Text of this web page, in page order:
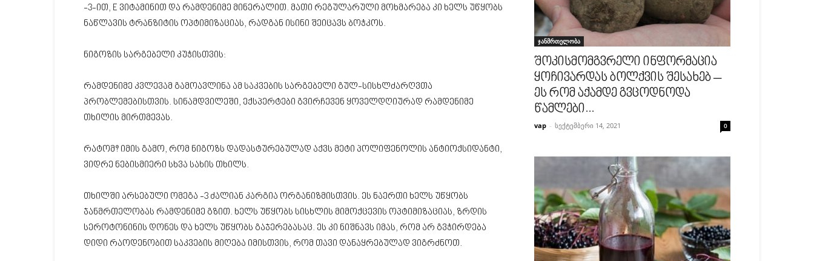
-3-ით, E ვიტამინით და რამდენიმე მინერალით. მათი რეგულარული მოხმარება კი ხელს უწყობს
ნაწლავის ტრანზიტის ოპტიმიზაციას, რადგან ისინი შეიცავს ბოჭკოს.
ნიგოზის სარგებელი კუჭისთვის:
რამდენიმე კვლევამ გამოავლინა ამ საკვების სარგებელი გულ-სისხლძარღვთა
პრობლემებისთვის. სინამდვილეში, ექსპერტები გვირჩევენ ყოველდღიურად რამდენიმე
თხილის მირთმევას.
რატომ? იმის გამო, რომ ნიგოზს დადასტურებულად აქვს მეტი პოლიფენოლის ანტიოქსიდანტი,
ვიდრე ნებისმიერი სხვა სახის თხილს.
თხილში არსებული ომეგა -3 ძალიან კარგია ორგანიზმისთვის. ეს ნაერთი ხელს უწყობს
ჯანმრთელობას რამდენიმე გზით. ხელს უწყობს სისხლის მიმოქცევის ოპტიმიზაციას, ზრდის
სეროტონინის დონეს და ხელს უწყობს გაჯერებასაც. ეს კი ნიშნავს იმას, რომ არ გვჭირდება
დიდი რაოდენობით საკვების მიღება იმისთვის, რომ თავი დანაყრებულად ვიგრძნოთ.
ჯანმრთელობა
შოკისმომგვრელი ინფორმაცია
ყოჩივარდას ბოლქვის შესახებ –
ეს რომ აქამდე გვცოდნოდა
წამლები...
vap - სექტემბერი 14, 2021 0